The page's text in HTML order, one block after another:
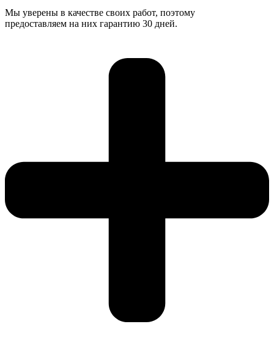
Мы уверены в качестве своих работ, поэтому
предоставляем на них гарантию 30 дней.